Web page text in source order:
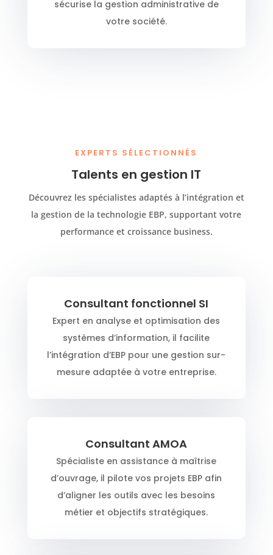
sécurise la gestion administrative de
votre société.
EXPERTS SÉLECTIONNÉS
Talents en gestion IT
Découvrez les spécialistes adaptés à l’intégration et
la gestion de la technologie EBP, supportant votre
performance et croissance business.
Consultant fonctionnel SI
Expert en analyse et optimisation des
systèmes d’information, il facilite
l’intégration d’EBP pour une gestion sur-
mesure adaptée à votre entreprise.
Consultant AMOA
Spécialiste en assistance à maîtrise
d’ouvrage, il pilote vos projets EBP afin
d’aligner les outils avec les besoins
métier et objectifs stratégiques.